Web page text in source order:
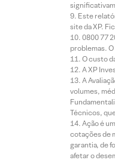
Este
site da XP.
0800 77
problemas.
O custo
A XP
A
volumes,
Técnicos,
Ação é
cotações de
garantia, de
afetar o